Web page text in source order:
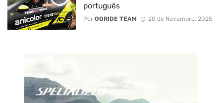
português
Por GORIDE TEAM 20 de Novembro, 2025